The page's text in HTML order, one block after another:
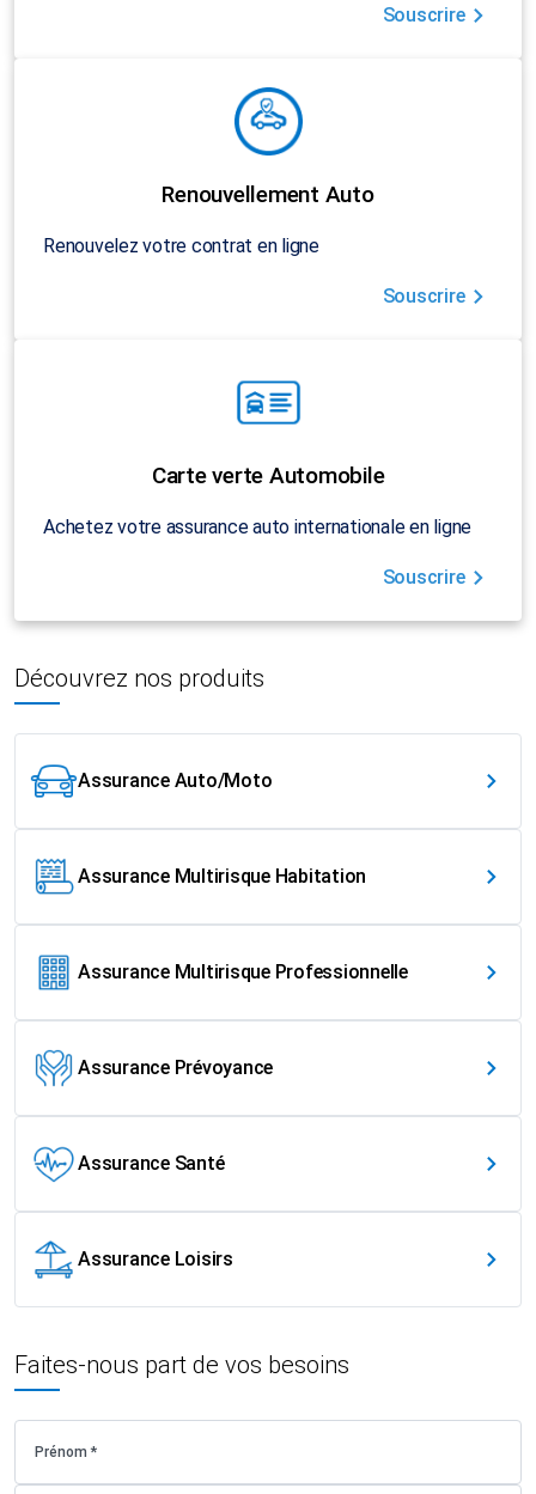
Souscrire
Renouvellement Auto
Renouvelez votre contrat en ligne
Souscrire
Carte verte Automobile
Achetez votre assurance auto internationale en ligne
Souscrire
Découvrez nos produits
Assurance Auto/Moto
Assurance Multirisque Habitation
Assurance Multirisque Professionnelle
Assurance Prévoyance
Assurance Santé
Assurance Loisirs
Faites-nous part de vos besoins